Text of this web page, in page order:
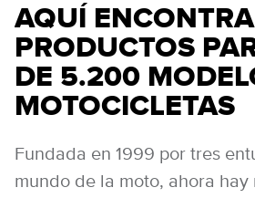
AQUÍ
PRODUCTOS
DE 5.200
MOTOCICLETAS
Fundada en 1999 por tres
mundo de la moto, ahora hay